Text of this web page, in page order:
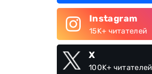
Instagram
15K+ читателей
X
100K+ читателей